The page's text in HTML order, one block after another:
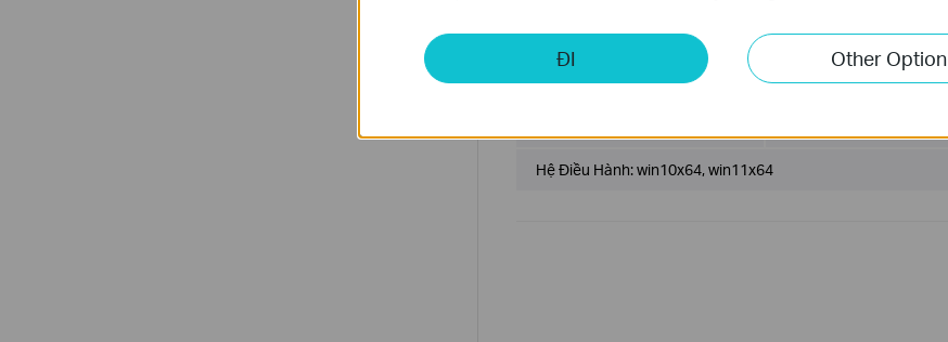
Archer TX55E_V4_00.034_240620_Win10_Win11
Hệ Điều Hành: win10x64, win11x64
ĐI Other Option